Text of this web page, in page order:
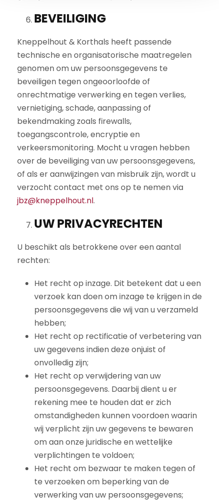
BEVEILIGING
Kneppelhout & Korthals heeft passende
technische en organisatorische maatregelen
genomen om uw persoonsgegevens te
beveiligen tegen ongeoorloofde of
onrechtmatige verwerking en tegen verlies,
vernietiging, schade, aanpassing of
bekendmaking zoals firewalls,
toegangscontrole, encryptie en
verkeersmonitoring. Mocht u vragen hebben
over de beveiliging van uw persoonsgegevens,
of als er aanwijzingen van misbruik zijn, wordt u
verzocht contact met ons op te nemen via
jbz@kneppelhout.nl.
UW PRIVACYRECHTEN
U beschikt als betrokkene over een aantal
rechten:
Het recht op inzage. Dit betekent dat u een
verzoek kan doen om inzage te krijgen in de
persoonsgegevens die wij van u verzameld
hebben;
Het recht op rectificatie of verbetering van
uw gegevens indien deze onjuist of
onvolledig zijn;
Het recht op verwijdering van uw
persoonsgegevens. Daarbij dient u er
rekening mee te houden dat er zich
omstandigheden kunnen voordoen waarin
wij verplicht zijn uw gegevens te bewaren
om aan onze juridische en wettelijke
verplichtingen te voldoen;
Het recht om bezwaar te maken tegen of
te verzoeken om beperking van de
verwerking van uw persoonsgegevens;